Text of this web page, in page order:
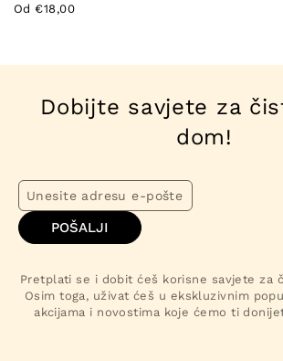
Od €18,00
Dobijte savjete za
dom!
POŠALJI
Pretplati se i dobit ćeš korisne savjete za
Osim toga, uživat ćeš u ekskluzivnim
akcijama i novostima koje ćemo ti